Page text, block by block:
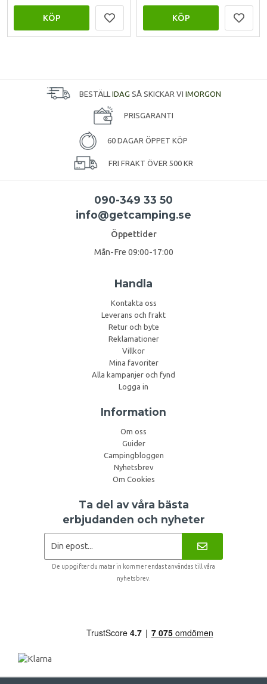
KÖP KÖP
BESTÄLL IDAG SÅ SKICKAR VI IMORGON
PRISGARANTI
60 DAGAR ÖPPET KÖP
FRI FRAKT ÖVER 500 KR
090-349 33 50
info@getcamping.se
Öppettider
Mån-Fre 09:00-17:00
Handla
Kontakta oss
Leverans och frakt
Retur och byte
Reklamationer
Villkor
Mina favoriter
Alla kampanjer och fynd
Logga in
Information
Om oss
Guider
Campingbloggen
Nyhetsbrev
Om Cookies
Ta del av våra bästa
erbjudanden och nyheter
De uppgifter du matar in kommer endast användas till våra
nyhetsbrev.